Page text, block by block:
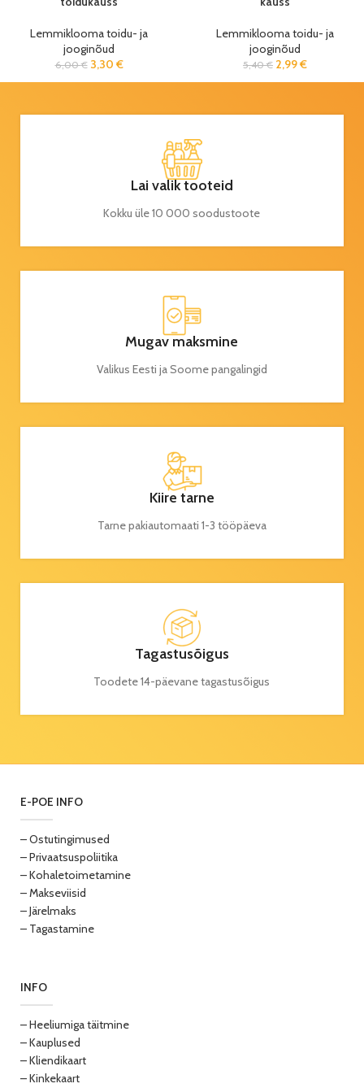
Lemmiklooma toidu- ja
jooginõud
6,00€ 3,30 €
Lemmiklooma toidu- ja
jooginõud
5,40€ 2,99€
Lai valik tooteid
Kokku üle 10 000 soodustoote
Mugav maksmine
Valikus Eesti ja Soome pangalingid
Kiire tarne
Tarne pakiautomaati 1-3 tööpäeva
Tagastusõigus
Toodete 14-päevane tagastusõigus
E-POE INFO
– Ostutingimused
– Privaatsuspoliitika
– Kohaletoimetamine
– Makseviisid
– Järelmaks
– Tagastamine
INFO
– Heeliumiga täitmine
– Kauplused
– Kliendikaart
– Kinkekaart